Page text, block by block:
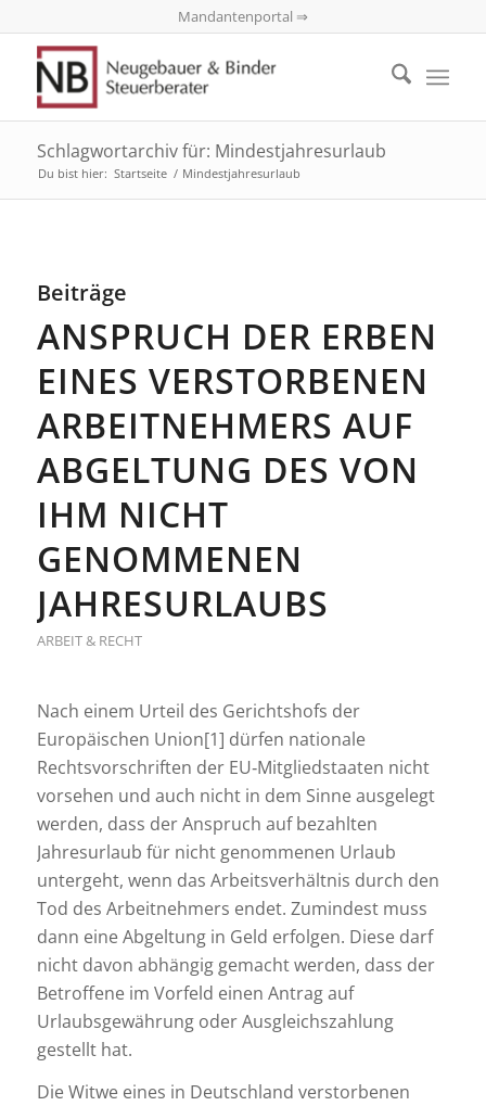
Mandantenportal ⇒
Schlagwortarchiv für: Mindestjahresurlaub
Du bist hier: Startseite / Mindestjahresurlaub
Beiträge
ANSPRUCH DER ERBEN
EINES VERSTORBENEN
ARBEITNEHMERS AUF
ABGELTUNG DES VON
IHM NICHT
GENOMMENEN
JAHRESURLAUBS
ARBEIT & RECHT
Nach einem Urteil des Gerichtshofs der
Europäischen Union[1] dürfen nationale
Rechtsvorschriften der EU‑Mitgliedstaaten nicht
vorsehen und auch nicht in dem Sinne ausgelegt
werden, dass der Anspruch auf bezahlten
Jahresurlaub für nicht genommenen Urlaub
untergeht, wenn das Arbeitsverhältnis durch den
Tod des Arbeitnehmers endet. Zumindest muss
dann eine Abgeltung in Geld erfolgen. Diese darf
nicht davon abhängig gemacht werden, dass der
Betroffene im Vorfeld einen Antrag auf
Urlaubsgewährung oder Ausgleichszahlung
gestellt hat.
Die Witwe eines in Deutschland verstorbenen